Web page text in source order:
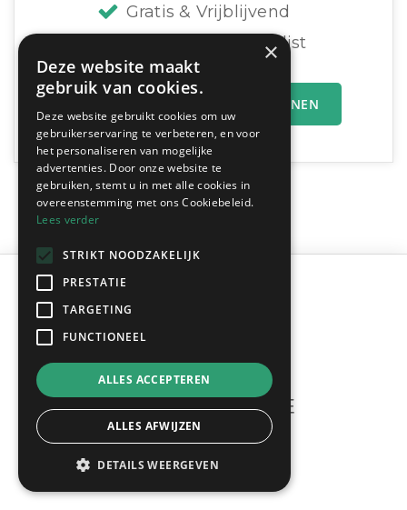
Gratis & Vrijblijvend
U vergelijkt en beslist
MIJN OFFERTEAANVRAAG INDIENEN
Meerdere offertes
gratis & vrijblijvend!
×
Deze website maakt
gebruik van cookies.
Deze website gebruikt cookies om uw
gebruikerservaring te verbeteren, en voor
het personaliseren van mogelijke
advertenties. Door onze website te
gebruiken, stemt u in met alle cookies in
overeenstemming met ons Cookiebeleid.
Lees verder
STRIKT NOODZAKELIJK
PRESTATIE
TARGETING
FUNCTIONEEL
ALLES ACCEPTEREN
ALLES AFWIJZEN
DETAILS WEERGEVEN